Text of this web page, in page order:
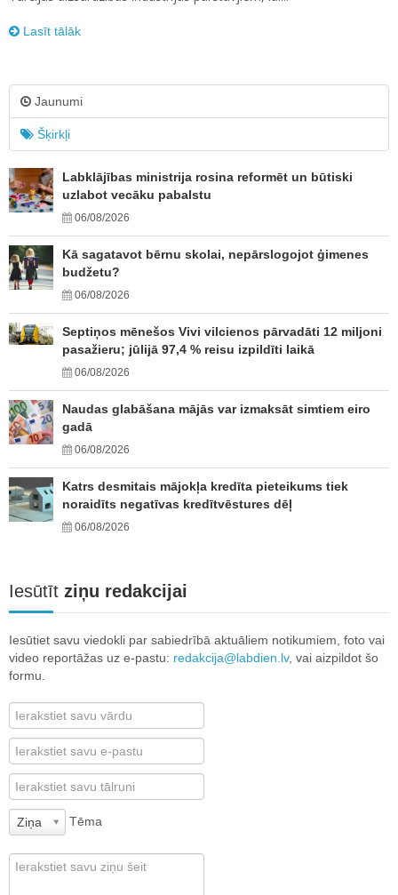
Lasīt tālāk
Jaunumi
Šķirkļi
Labklājības ministrija rosina reformēt un būtiski
uzlabot vecāku pabalstu
06/08/2026
Kā sagatavot bērnu skolai, nepārslogojot ģimenes
budžetu?
06/08/2026
Septiņos mēnešos Vivi vilcienos pārvadāti 12 miljoni
pasažieru; jūlijā 97,4 % reisu izpildīti laikā
06/08/2026
Naudas glabāšana mājās var izmaksāt simtiem eiro
gadā
06/08/2026
Katrs desmitais mājokļa kredīta pieteikums tiek
noraidīts negatīvas kredītvēstures dēļ
06/08/2026
Iesūtīt ziņu redakcijai
Iesūtiet savu viedokli par sabiedrībā aktuāliem notikumiem, foto vai
video reportāžas uz e-pastu: redakcija@labdien.lv, vai aizpildot šo
formu.
Ziņa Tēma